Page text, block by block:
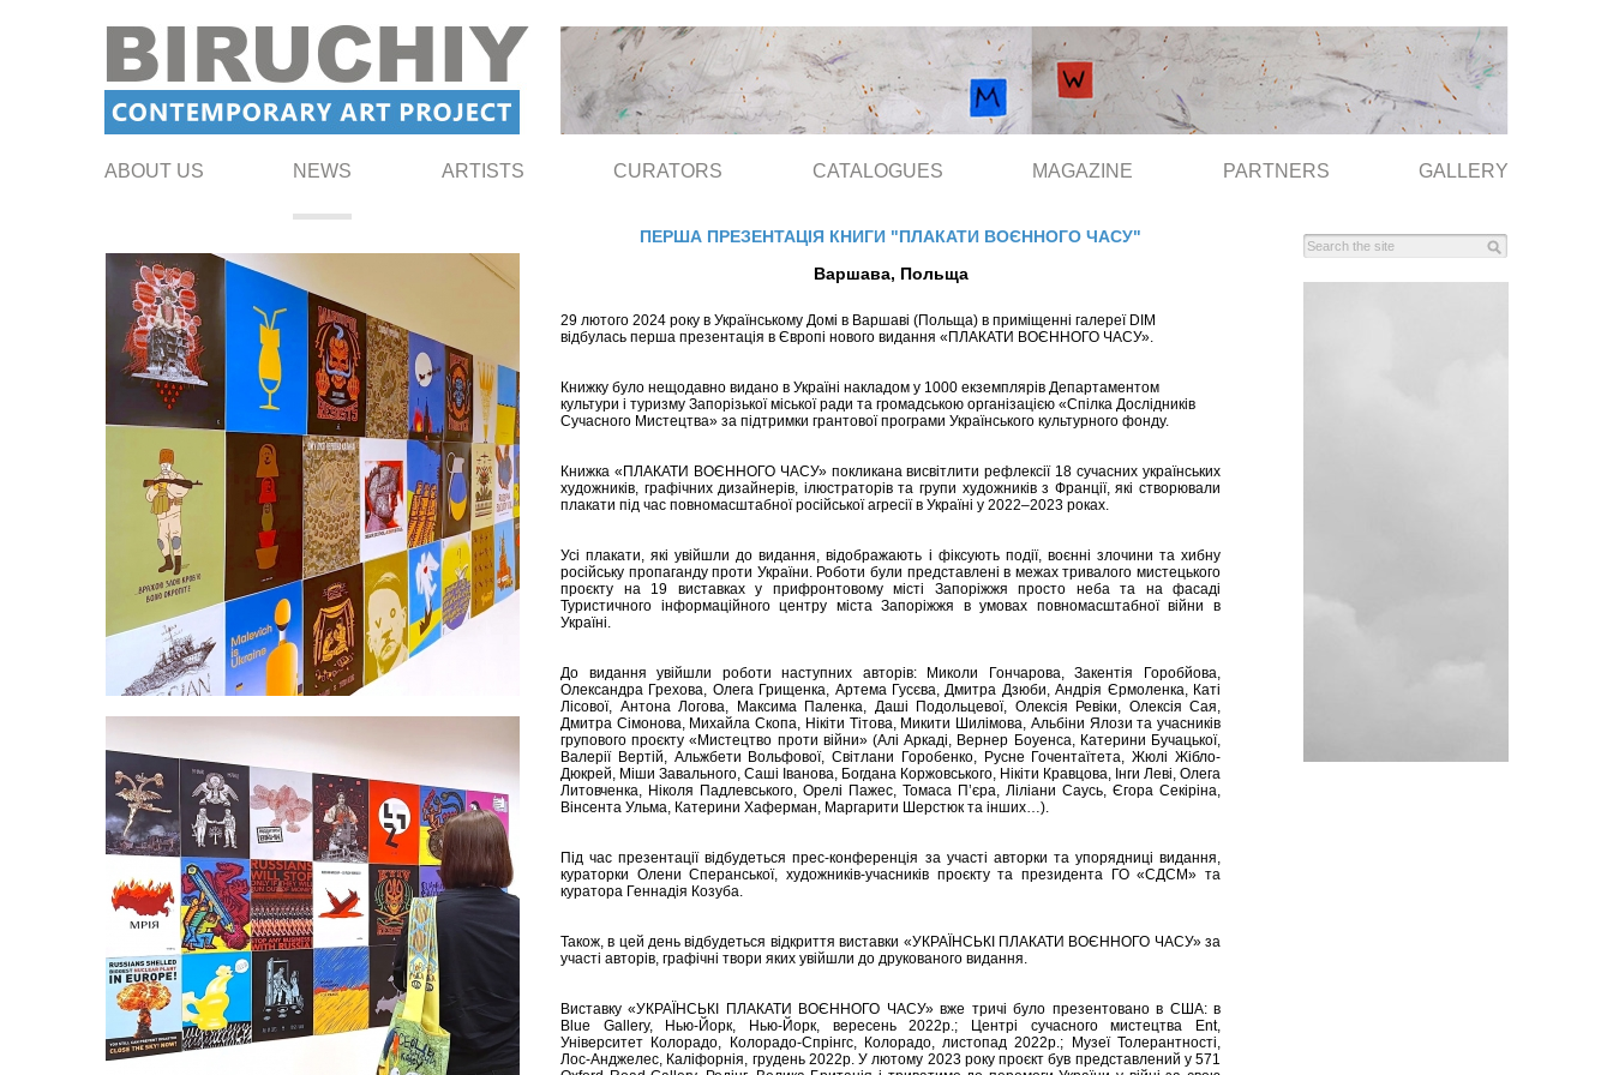
ABOUT US NEWS ARTISTS CURATORS CATALOGUES MAGAZINE PARTNERS GALLERY
ПЕРША ПРЕЗЕНТАЦІЯ КНИГИ "ПЛАКАТИ ВОЄННОГО ЧАСУ"
Варшава, Польща
29 лютого 2024 року в Українському Домі в Варшаві (Польща) в приміщенні галереї DIM
відбулась перша презентація в Європі нового видання «ПЛАКАТИ ВОЄННОГО ЧАСУ».
Книжку було нещодавно видано в Україні накладом у 1000 екземплярів Департаментом
культури і туризму Запорізької міської ради та громадською організацією «Спілка Дослідників
Сучасного Мистецтва» за підтримки грантової програми Українського культурного фонду.
Книжка «ПЛАКАТИ ВОЄННОГО ЧАСУ» покликана висвітлити рефлексії 18 сучасних українських
художників, графічних дизайнерів, ілюстраторів та групи художників з Франції, які створювали
плакати під час повномасштабної російської агресії в Україні у 2022–2023 роках.
Усі плакати, які увійшли до видання, відображають і фіксують події, воєнні злочини та хибну
російську пропаганду проти України. Роботи були представлені в межах тривалого мистецького
проєкту на 19 виставках у прифронтовому місті Запоріжжя просто неба та на фасаді
Туристичного інформаційного центру міста Запоріжжя в умовах повномасштабної війни в
Україні.
До видання увійшли роботи наступних авторів: Миколи Гончарова, Закентія Горобйова,
Олександра Грехова, Олега Грищенка, Артема Гусєва, Дмитра Дзюби, Андрія Єрмоленка, Каті
Лісової, Антона Логова, Максима Паленка, Даші Подольцевої, Олексія Ревіки, Олексія Сая,
Дмитра Сімонова, Михайла Скопа, Нікіти Тітова, Микити Шилімова, Альбіни Ялози та учасників
групового проєкту «Мистецтво проти війни» (Алі Аркаді, Вернер Боуенса, Катерини Бучацької,
Валерії Вертій, Альжбети Вольфової, Світлани Горобенко, Русне Гочентаїтета, Жюлі Жібло-
Дюкрей, Міши Завального, Саші Іванова, Богдана Коржовського, Нікіти Кравцова, Інги Леві, Олега
Литовченка, Ніколя Падлевського, Орелі Пажес, Томаса П’єра, Ліліани Саусь, Єгора Секіріна,
Вінсента Ульма, Катерини Хаферман, Маргарити Шерстюк та інших…).
Під час презентації відбудеться прес-конференція за участі авторки та упорядниці видання,
кураторки Олени Сперанської, художників-учасників проєкту та президента ГО «СДСМ» та
куратора Геннадія Козуба.
Також, в цей день відбудеться відкриття виставки «УКРАЇНСЬКІ ПЛАКАТИ ВОЄННОГО ЧАСУ» за
участі авторів, графічні твори яких увійшли до друкованого видання.
Виставку «УКРАЇНСЬКІ ПЛАКАТИ ВОЄННОГО ЧАСУ» вже тричі було презентовано в США: в
Blue Gallery, Нью-Йорк, Нью-Йорк, вересень 2022р.; Центрі сучасного мистецтва Ent,
Університет Колорадо, Колорадо-Спрінгс, Колорадо, листопад 2022р.; Музеї Толерантності,
Лос-Анджелес, Каліфорнія, грудень 2022р. У лютому 2023 року проєкт був представлений у 571